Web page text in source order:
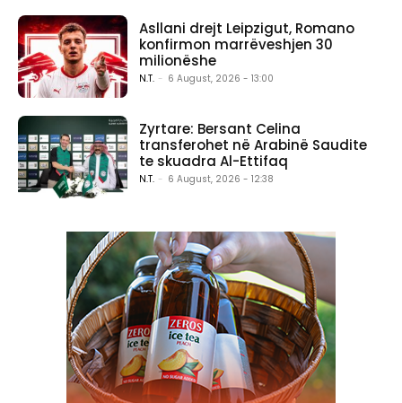
Asllani drejt Leipzigut, Romano
konfirmon marrëveshjen 30
milionëshe
N.T. - 6 August, 2026 - 13:00
Zyrtare: Bersant Celina
transferohet në Arabinë Saudite
te skuadra Al-Ettifaq
N.T. - 6 August, 2026 - 12:38